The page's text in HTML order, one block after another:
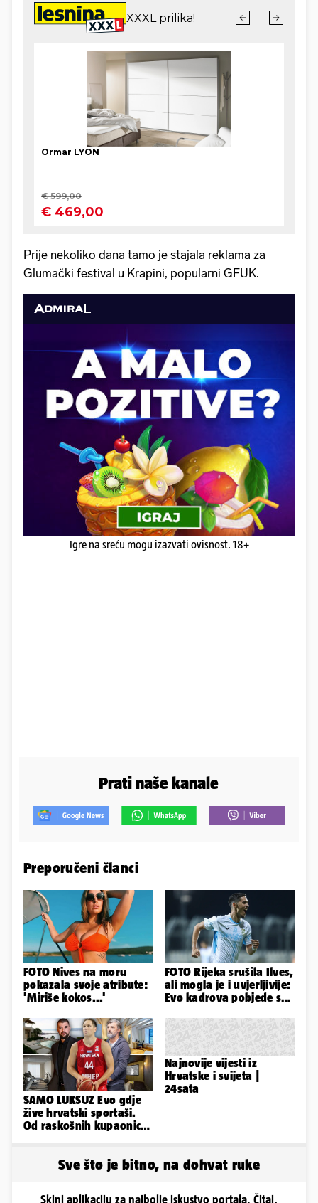
Prije nekoliko dana tamo je stajala reklama za
Glumački festival u Krapini, popularni GFUK.
Igre na sreću mogu izazvati ovisnost. 18+
Prati naše kanale
Preporučeni članci
FOTO Nives na moru
pokazala svoje atribute:
'Miriše kokos...'
FOTO Rijeka srušila Ilves,
ali mogla je i uvjerljivije:
Evo kadrova pobjede s
SAMO LUKSUZ Evo gdje
žive hrvatski sportaši.
Od raskošnih kupaonica
Najnovije vijesti iz
Hrvatske i svijeta |
24sata
Sve što je bitno, na dohvat ruke
Skini aplikaciju za najbolje iskustvo portala. Čitaj,